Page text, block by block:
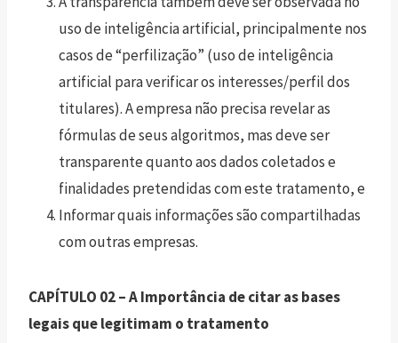
uso de inteligência artificial, principalmente nos
casos de “perfilização” (uso de inteligência
artificial para verificar os interesses/perfil dos
titulares). A empresa não precisa revelar as
fórmulas de seus algoritmos, mas deve ser
transparente quanto aos dados coletados e
finalidades pretendidas com este tratamento, e
Informar quais informações são compartilhadas
com outras empresas.
CAPÍTULO 02 – A Importância de citar as bases
legais que legitimam o tratamento